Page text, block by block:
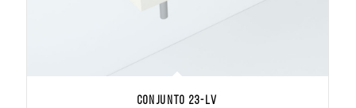
Conjunto 23-LV